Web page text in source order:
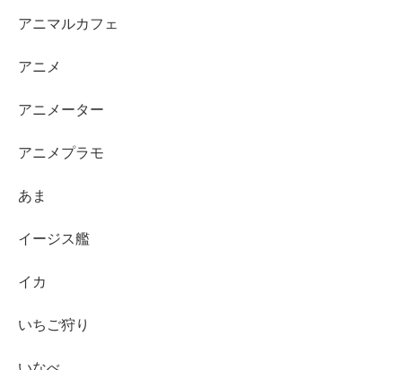
アニマルカフェ
アニメ
アニメーター
アニメプラモ
あま
イージス艦
イカ
いちご狩り